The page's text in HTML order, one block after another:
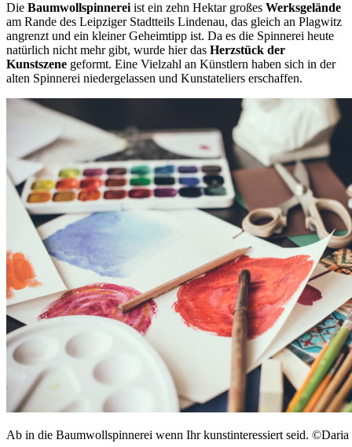
Die Baumwollspinnerei ist ein zehn Hektar großes Werksgelände
am Rande des Leipziger Stadtteils Lindenau, das gleich an Plagwitz
angrenzt und ein kleiner Geheimtipp ist. Da es die Spinnerei heute
natürlich nicht mehr gibt, wurde hier das Herzstück der
Kunstszene geformt. Eine Vielzahl an Künstlern haben sich in der
alten Spinnerei niedergelassen und Kunstateliers erschaffen.
Ab in die Baumwollspinnerei wenn Ihr kunstinteressiert seid.